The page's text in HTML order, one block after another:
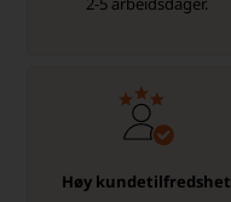
Høy kundetilfredshet